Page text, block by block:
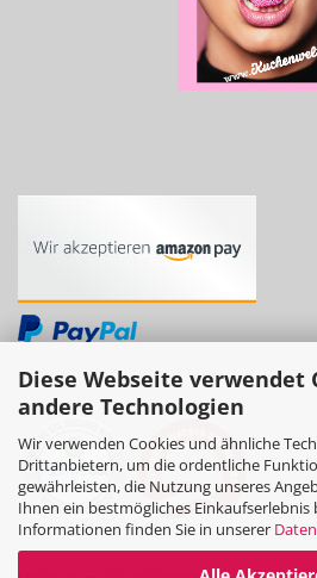
Diese Webseite verwendet
andere Technologien
Wir verwenden Cookies und ähnliche
Drittanbietern, um die ordentliche
gewährleisten, die Nutzung unseres
Ihnen ein bestmögliches
Informationen finden Sie in unserer